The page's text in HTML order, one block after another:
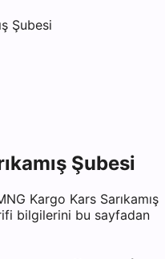
Şubesi
Şubesi
Kargo Kars Sarıkamış
bilgilerini bu sayfadan